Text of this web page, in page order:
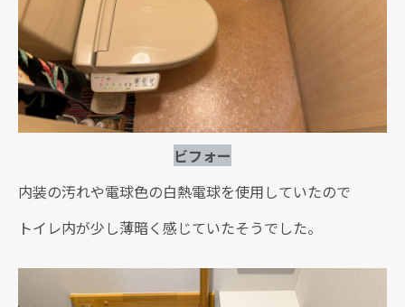
ビフォー
内装の汚れや電球色の白熱電球を使用していたので
トイレ内が少し薄暗く感じていたそうでした。